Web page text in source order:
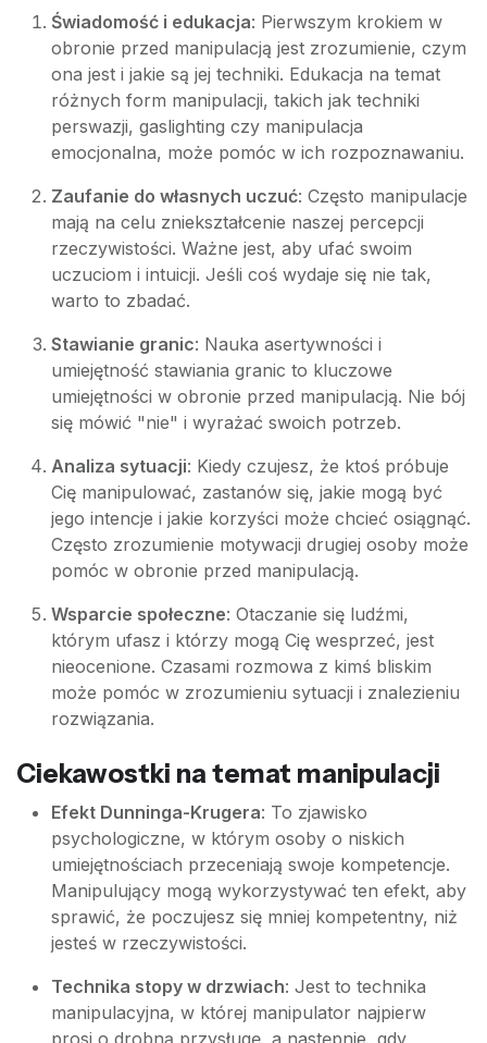
Świadomość i edukacja: Pierwszym krokiem w
obronie przed manipulacją jest zrozumienie, czym
ona jest i jakie są jej techniki. Edukacja na temat
różnych form manipulacji, takich jak techniki
perswazji, gaslighting czy manipulacja
emocjonalna, może pomóc w ich rozpoznawaniu.
Zaufanie do własnych uczuć: Często manipulacje
mają na celu zniekształcenie naszej percepcji
rzeczywistości. Ważne jest, aby ufać swoim
uczuciom i intuicji. Jeśli coś wydaje się nie tak,
warto to zbadać.
Stawianie granic: Nauka asertywności i
umiejętność stawiania granic to kluczowe
umiejętności w obronie przed manipulacją. Nie bój
się mówić "nie" i wyrażać swoich potrzeb.
Analiza sytuacji: Kiedy czujesz, że ktoś próbuje
Cię manipulować, zastanów się, jakie mogą być
jego intencje i jakie korzyści może chcieć osiągnąć.
Często zrozumienie motywacji drugiej osoby może
pomóc w obronie przed manipulacją.
Wsparcie społeczne: Otaczanie się ludźmi,
którym ufasz i którzy mogą Cię wesprzeć, jest
nieocenione. Czasami rozmowa z kimś bliskim
może pomóc w zrozumieniu sytuacji i znalezieniu
rozwiązania.
Ciekawostki na temat manipulacji
Efekt Dunninga-Krugera: To zjawisko
psychologiczne, w którym osoby o niskich
umiejętnościach przeceniają swoje kompetencje.
Manipulujący mogą wykorzystywać ten efekt, aby
sprawić, że poczujesz się mniej kompetentny, niż
jesteś w rzeczywistości.
Technika stopy w drzwiach: Jest to technika
manipulacyjna, w której manipulator najpierw
prosi o drobną przysługę, a następnie, gdy